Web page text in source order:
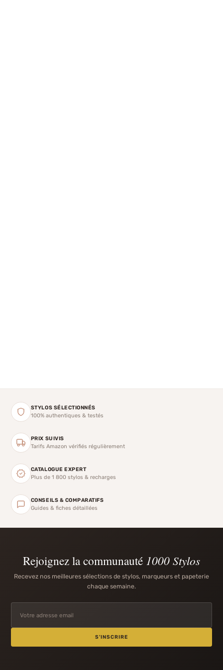
STYLOS SÉLECTIONNÉS
100% authentiques & testés
PRIX SUIVIS
Tarifs Amazon vérifiés régulièrement
CATALOGUE EXPERT
Plus de 1 800 stylos & recharges
CONSEILS & COMPARATIFS
Guides & fiches détaillées
Rejoignez la communauté 1000 Stylos
Recevez nos meilleures sélections de stylos, marqueurs et papeterie
chaque semaine.
S'INSCRIRE